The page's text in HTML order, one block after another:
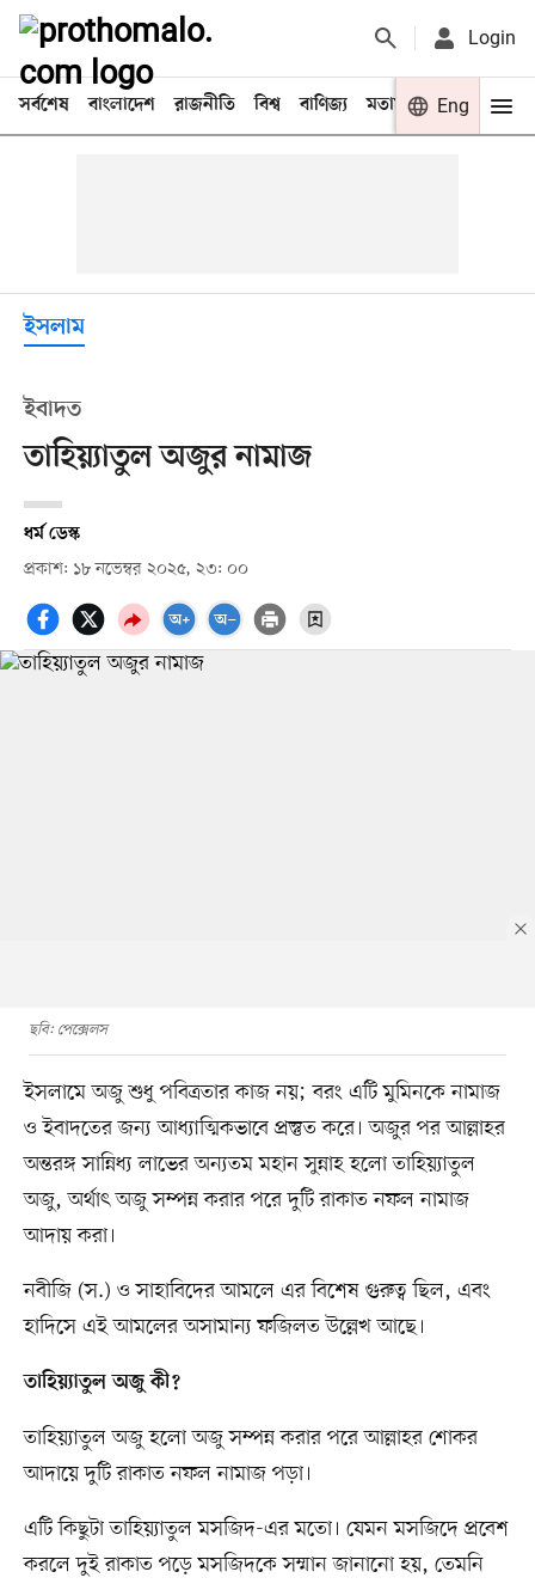
Login
সর্বশেষ বাংলাদেশ রাজনীতি বিশ্ব বাণিজ্য মতামত খেলা
Eng
ইসলাম
ইবাদত
তাহিয়্যাতুল অজুর নামাজ
ধর্ম ডেস্ক
প্রকাশ: ১৮ নভেম্বর ২০২৫, ২৩: ০০
ছবি: পেক্সেলস
ইসলামে অজু শুধু পবিত্রতার কাজ নয়; বরং এটি মুমিনকে নামাজ
ও ইবাদতের জন্য আধ্যাত্মিকভাবে প্রস্তুত করে। অজুর পর আল্লাহর
অন্তরঙ্গ সান্নিধ্য লাভের অন্যতম মহান সুন্নাহ হলো তাহিয়্যাতুল
অজু, অর্থাৎ অজু সম্পন্ন করার পরে দুটি রাকাত নফল নামাজ
আদায় করা।
নবীজি (স.) ও সাহাবিদের আমলে এর বিশেষ গুরুত্ব ছিল, এবং
হাদিসে এই আমলের অসামান্য ফজিলত উল্লেখ আছে।
তাহিয়্যাতুল অজু কী?
তাহিয়্যাতুল অজু হলো অজু সম্পন্ন করার পরে আল্লাহর শোকর
আদায়ে দুটি রাকাত নফল নামাজ পড়া।
এটি কিছুটা তাহিয়্যাতুল মসজিদ-এর মতো। যেমন মসজিদে প্রবেশ
করলে দুই রাকাত পড়ে মসজিদকে সম্মান জানানো হয়, তেমনি